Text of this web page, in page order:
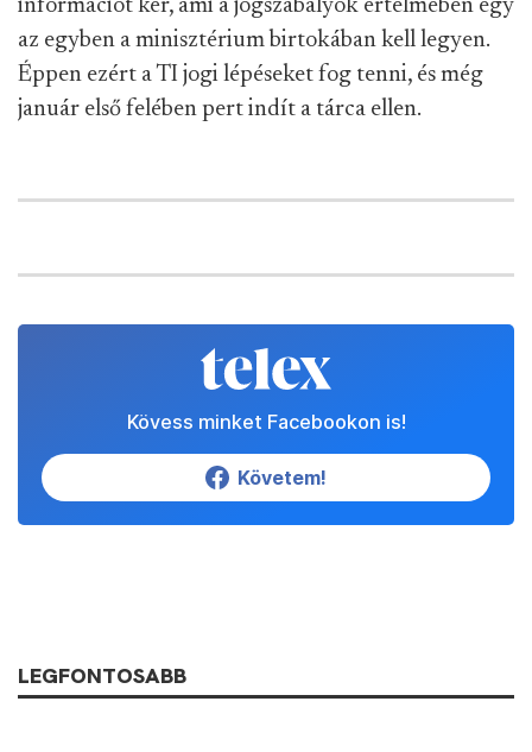
információt kér, ami a jogszabályok értelmében egy
az egyben a minisztérium birtokában kell legyen.
Éppen ezért a TI jogi lépéseket fog tenni, és még
január első felében pert indít a tárca ellen.
Kövess minket Facebookon is!
Követem!
LEGFONTOSABB